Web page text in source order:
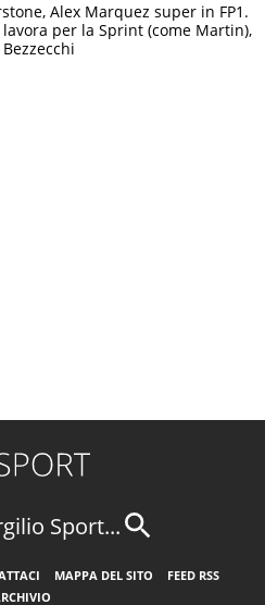
Alex Marquez super in FP1.
lavora per la Sprint (come Martin),
Sport...
MAPPA DEL SITO
FEED RSS